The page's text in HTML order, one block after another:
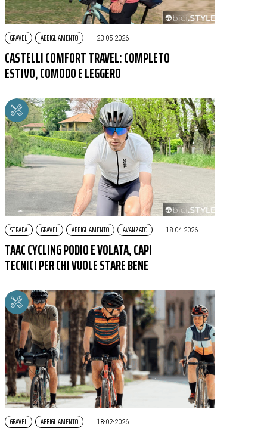
GRAVEL ABBIGLIAMENTO 23-05-2026
CASTELLI COMFORT TRAVEL: COMPLETO
ESTIVO, COMODO E LEGGERO
STRADA GRAVEL ABBIGLIAMENTO AVANZATO 18-04-2026
TAAC CYCLING PODIO E VOLATA, CAPI
TECNICI PER CHI VUOLE STARE BENE
GRAVEL ABBIGLIAMENTO 18-02-2026